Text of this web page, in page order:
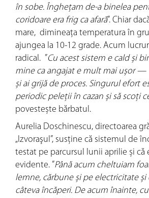
în sobe. Înghețam de-a binelea
coridoare era frig ca afară”. Chiar
mare, dimineața temperatura în
ajungea la 10-12 grade. Acum
radical. ”Cu acest sistem e cald și
mine ca angajat e mult mai ușor —
și ai grijă de proces. Singurul efort
periodic peleții în cazan și să scoți
povestește bărbatul.
Aurelia Doschinescu, directoarea
„Izvoraşul”, susține că sistemul de
testat pe parcursul lunii aprilie și
evidente. ”Până acum cheltuiam
lemne, cărbune și pe electricitate și
câteva încăperi. De acum înainte,